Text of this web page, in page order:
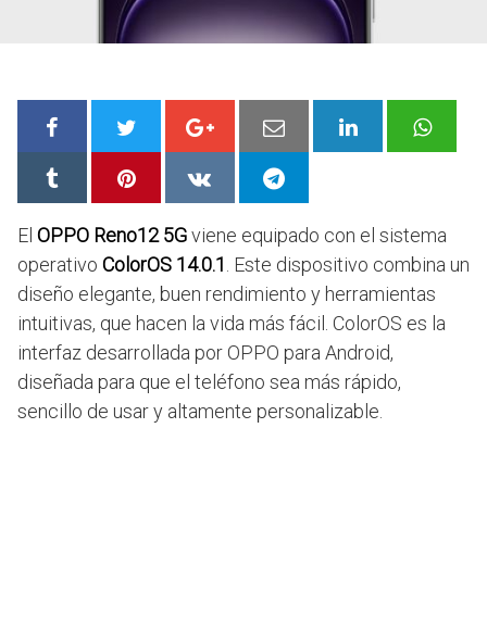
El OPPO Reno12 5Gviene equipado con el sistema
operativo ColorOS 14.0.1. Este dispositivo combina un
diseño elegante, buen rendimiento y herramientas
intuitivas, que hacen la vida más fácil. ColorOS es la
interfaz desarrollada por OPPO para Android,
diseñada para que el teléfono sea más rápido,
sencillo de usar y altamente personalizable.